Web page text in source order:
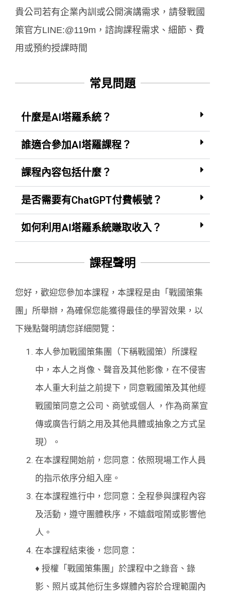
貴公司若有企業內訓或公開演講需求，請發戰國
策官方LINE:@119m，諮詢課程需求、細節、費
用或預約授課時間
常見問題
什麼是AI塔羅系統？
誰適合參加AI塔羅課程？
課程內容包括什麼？
是否需要有ChatGPT付費帳號？
如何利用AI塔羅系統賺取收入？
課程聲明
您好，歡迎您參加本課程，本課程是由「戰國策集
團」所舉辦，為確保您能獲得最佳的學習效果，以
下幾點聲明請您詳細閱覽：
本人參加戰國策集團（下稱戰國策）所課程
中，本人之肖像、聲音及其他影像，在不侵害
本人重大利益之前提下，同意戰國策及其他經
戰國策同意之公司、商號或個人 ，作為商業宣
傳或廣告行銷之用及其他具體或抽象之方式呈
現）。
在本課程開始前，您同意：依照現場工作人員
的指示依序分組入座。
在本課程進行中，您同意：全程參與課程內容
及活動，遵守團體秩序，不嬉戲喧鬧或影響他
人。
在本課程結束後，您同意：
♦ 授權「戰國策集團」於課程中之錄音、錄
影、照片或其他衍生多媒體內容於合理範圍內